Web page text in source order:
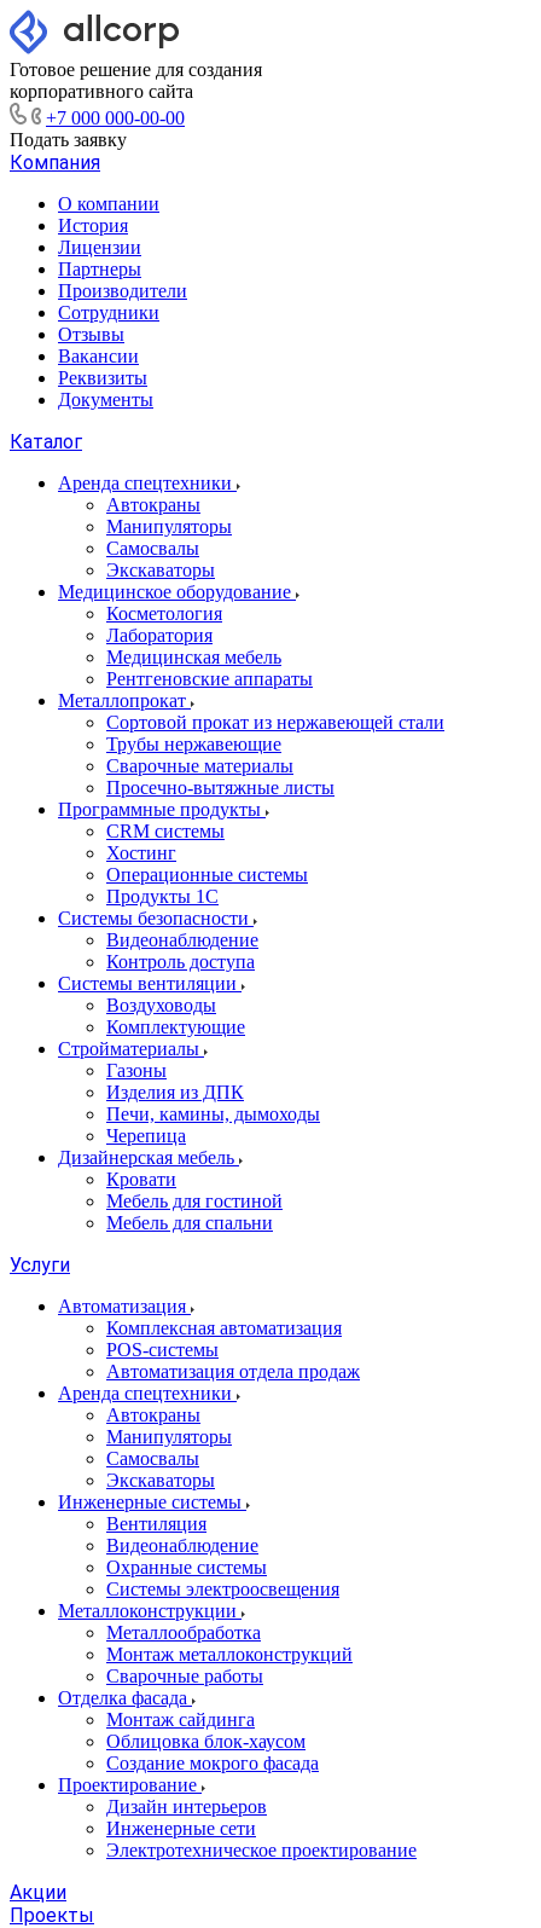
Готовое решение для создания
корпоративного сайта
+7 000 000-00-00
Подать заявку
Компания
О компании
История
Лицензии
Партнеры
Производители
Сотрудники
Отзывы
Вакансии
Реквизиты
Документы
Каталог
Аренда спецтехники
Автокраны
Манипуляторы
Самосвалы
Экскаваторы
Медицинское оборудование
Косметология
Лаборатория
Медицинская мебель
Рентгеновские аппараты
Металлопрокат
Сортовой прокат из нержавеющей стали
Трубы нержавеющие
Сварочные материалы
Просечно-вытяжные листы
Программные продукты
CRM системы
Хостинг
Операционные системы
Продукты 1С
Системы безопасности
Видеонаблюдение
Контроль доступа
Системы вентиляции
Воздуховоды
Комплектующие
Стройматериалы
Газоны
Изделия из ДПК
Печи, камины, дымоходы
Черепица
Дизайнерская мебель
Кровати
Мебель для гостиной
Мебель для спальни
Услуги
Автоматизация
Комплексная автоматизация
POS-системы
Автоматизация отдела продаж
Аренда спецтехники
Автокраны
Манипуляторы
Самосвалы
Экскаваторы
Инженерные системы
Вентиляция
Видеонаблюдение
Охранные системы
Системы электроосвещения
Металлоконструкции
Металлообработка
Монтаж металлоконструкций
Сварочные работы
Отделка фасада
Монтаж сайдинга
Облицовка блок-хаусом
Создание мокрого фасада
Проектирование
Дизайн интерьеров
Инженерные сети
Электротехническое проектирование
Акции
Проекты